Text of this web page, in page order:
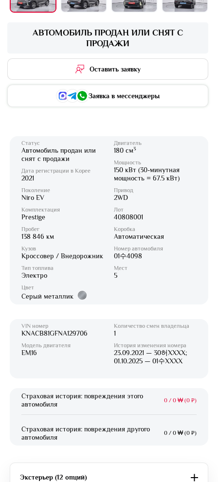
АВТОМОБИЛЬ ПРОДАН ИЛИ СНЯТ С
ПРОДАЖИ
Оставить заявку
Заявка в мессенджеры
Статус
Автомобиль продан или
снят с продажи
Дата регистрации в Корее
2021
Поколение
Niro EV
Комплектация
Prestige
Пробег
138 846 км
Кузов
Кроссовер / Внедорожник
Тип топлива
Электро
Цвет
Серый металлик
Двигатель
180 см3
Мощность
150 кВт (30-минутная
мощность = 67.5 кВт)
Привод
2WD
Лот
40808001
Коробка
Автоматическая
Номер автомобиля
01수4098
Мест
5
VIN номер
KNACB81GFNA129706
Модель двигателя
EM16
Количество смен владельца
1
История изменения номера
23.09.2021 — 30허XXXX;
01.10.2025 — 01수XXXX
Страховая история: повреждения этого
автомобиля
0 / 0 ₩ (0 ₽)
Страховая история: повреждения другого
автомобиля
0 / 0 ₩ (0 ₽)
Экстерьер (12 опций)